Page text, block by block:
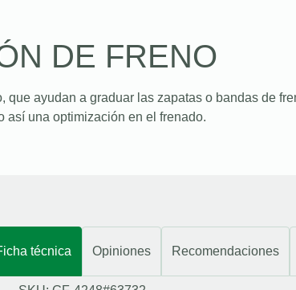
DE FRENO
que ayudan a graduar las zapatas o bandas de
así una optimización en el frenado.
técnica Opiniones Recomendaciones